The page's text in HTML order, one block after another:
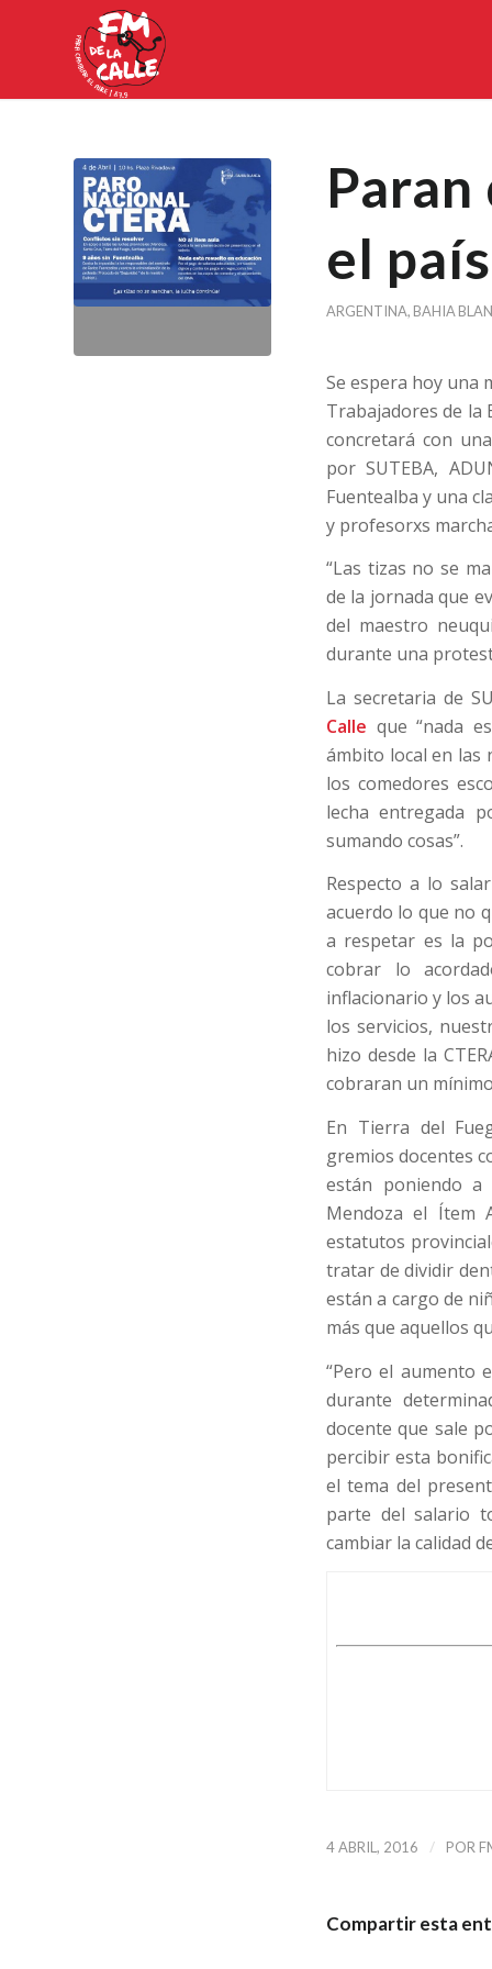
el país
ARGENTINA, BAHIA
Se espera hoy una
Trabajadores de la
concretará con
por SUTEBA,
Fuentealba y una
y profesorxs
“Las tizas no se
de la jornada que
del maestro
durante una
La secretaria de
Calle que “nada
ámbito local en las
los comedores
lecha entregada
sumando cosas”.
Respecto a lo
acuerdo lo que no
a respetar es la
cobrar lo
inflacionario y los
los servicios,
hizo desde la
cobraran un
En Tierra del
gremios docentes
están poniendo a
Mendoza el Ítem
estatutos
tratar de dividir
están a cargo de
más que aquellos
“Pero el aumento
durante
docente que sale
percibir esta
el tema del
parte del salario
cambiar la calidad
4 ABRIL, 2016 / POR
Compartir esta